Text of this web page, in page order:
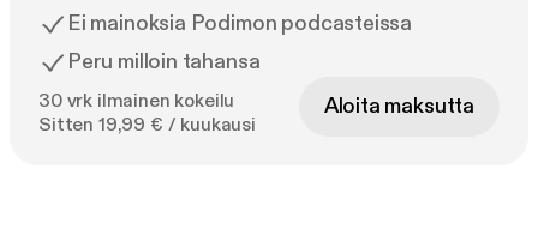
Ei mainoksia Podimon podcasteissa
Peru milloin tahansa
30 vrk ilmainen kokeilu
Sitten 19,99 € / kuukausi
Aloita maksutta